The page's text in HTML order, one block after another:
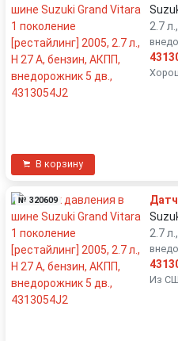
2.7
В корзину
№ 320609
2.7
Из